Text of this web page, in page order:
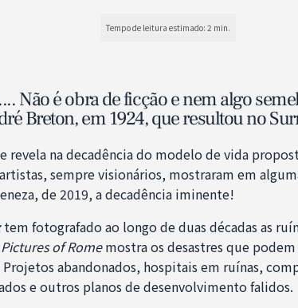
Não é obra de ficção e nem algo
Breton, em 1924, que resultou no
revela na decadência do modelo de vida
sempre visionários, mostraram em
de 2019, a decadência iminente!
tem fotografado ao longo de duas décadas as
Pictures of Romemostra os desastres que podem
Projetos abandonados, hospitais em ruínas,
e outros planos de desenvolvimento falidos.